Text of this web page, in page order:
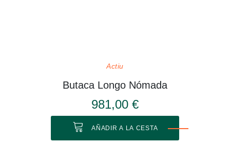
Actiu
Butaca Longo Nómada
981,00 €
AÑADIR A LA CESTA